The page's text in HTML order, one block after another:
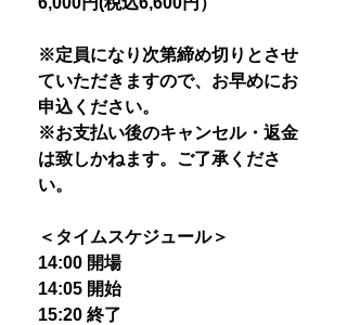
※定員になり次第締め切りとさせ
ていただきますので、お早めにお
申込ください。
※お支払い後のキャンセル・返金
は致しかねます。ご了承くださ
い。
＜タイムスケジュール＞
14:00 開場
14:05 開始
15:20 終了